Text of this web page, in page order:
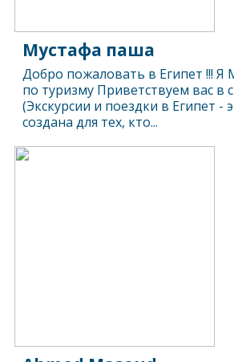
Мустафа паша
Добро пожаловать в Египет !!! Я
по туризму Приветствуем вас в
(Экскурсии и поездки в Египет -
создана для тех, кто...